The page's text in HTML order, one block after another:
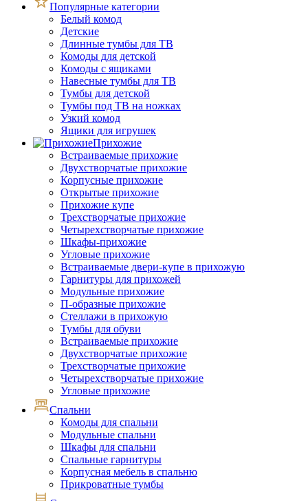
Популярные категории
Белый комод
Детские
Длинные тумбы для ТВ
Комоды для детской
Комоды с ящиками
Навесные тумбы для ТВ
Тумбы для детской
Тумбы под ТВ на ножках
Узкий комод
Ящики для игрушек
Прихожие
Встраиваемые прихожие
Двухстворчатые прихожие
Корпусные прихожие
Открытые прихожие
Прихожие купе
Трехстворчатые прихожие
Четырехстворчатые прихожие
Шкафы-прихожие
Угловые прихожие
Встраиваемые двери-купе в прихожую
Гарнитуры для прихожей
Модульные прихожие
П-образные прихожие
Стеллажи в прихожую
Тумбы для обуви
Встраиваемые прихожие
Двухстворчатые прихожие
Трехстворчатые прихожие
Четырехстворчатые прихожие
Угловые прихожие
Спальни
Комоды для спальни
Модульные спальни
Шкафы для спальни
Спальные гарнитуры
Корпусная мебель в спальню
Прикроватные тумбы